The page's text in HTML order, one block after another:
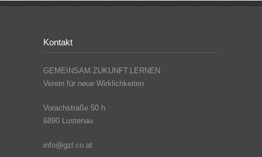
Kontakt
GEMEINSAM.ZUKUNFT.LERNEN
Verein für neue Wirklichkeiten
Vorachstraße 50 h
6890 Lustenau
info@gzl.co.at